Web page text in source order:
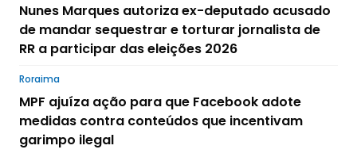
Nunes Marques autoriza ex-deputado acusado
de mandar sequestrar e torturar jornalista de
RR a participar das eleições 2026
Roraima
MPF ajuíza ação para que Facebook adote
medidas contra conteúdos que incentivam
garimpo ilegal